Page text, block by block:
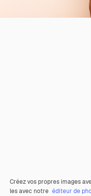
Créez vos propres images
les avec notre éditeur de